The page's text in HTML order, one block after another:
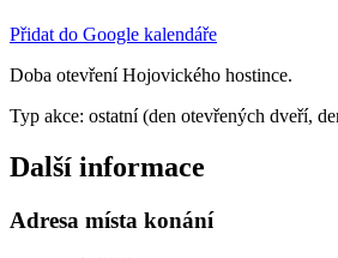
Přidat do Google kalendáře
Doba otevření Hojovického hostince.
Typ akce: ostatní (den otevřených dveří,
Další informace
Adresa místa konání